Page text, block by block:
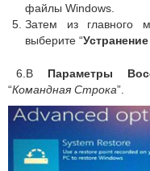
файлы Windows.
Затем из главного
выберите “
6.В Параметры
“Командная Строка”.